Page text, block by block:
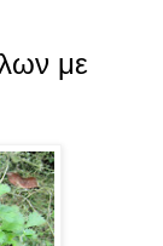
με